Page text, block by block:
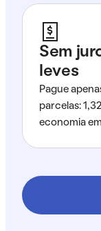
Sem
leves
Pague
parcelas:
economia